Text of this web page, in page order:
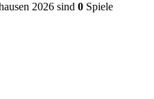
2026 sind 0 Spiele